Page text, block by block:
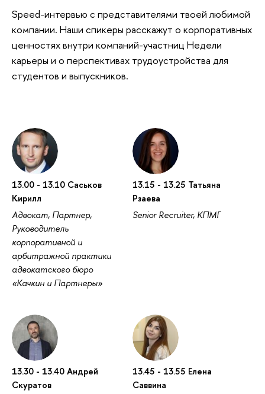
Speed-интервью с представителями твоей любимой
компании. Наши спикеры расскажут о корпоративных
ценностях внутри компаний-участниц Недели
карьеры и о перспективах трудоустройства для
студентов и выпускников.
13.00 - 13.10 Саськов
Кирилл
Адвокат, Партнер,
Руководитель
корпоративной и
арбитражной практики
адвокатского бюро
«Качкин и Партнеры»
13.15 - 13.25 Татьяна
Рзаева
Senior Recruiter, КПМГ
13.30 - 13.40 Андрей
Скуратов
13.45 - 13.55 Елена
Саввина